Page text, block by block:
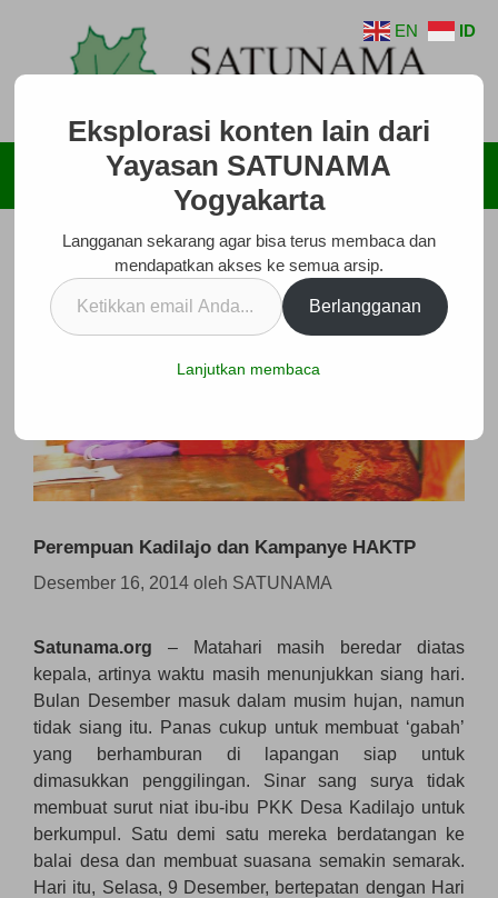
Menu
Perempuan Kadilajo dan Kampanye HAKTP
Desember 16, 2014 oleh SATUNAMA
Satunama.org – Matahari masih beredar diatas
kepala, artinya waktu masih menunjukkan siang hari.
Bulan Desember masuk dalam musim hujan, namun
tidak siang itu. Panas cukup untuk membuat ‘gabah’
yang berhamburan di lapangan siap untuk
dimasukkan penggilingan. Sinar sang surya tidak
membuat surut niat ibu-ibu PKK Desa Kadilajo untuk
berkumpul. Satu demi satu mereka berdatangan ke
balai desa dan membuat suasana semakin semarak.
Hari itu, Selasa, 9 Desember, bertepatan dengan Hari
EN ID
Eksplorasi konten lain dari
Yayasan SATUNAMA
Yogyakarta
Langganan sekarang agar bisa terus membaca dan
mendapatkan akses ke semua arsip.
Ketikkan
email
Berlangganan
Lanjutkan membaca